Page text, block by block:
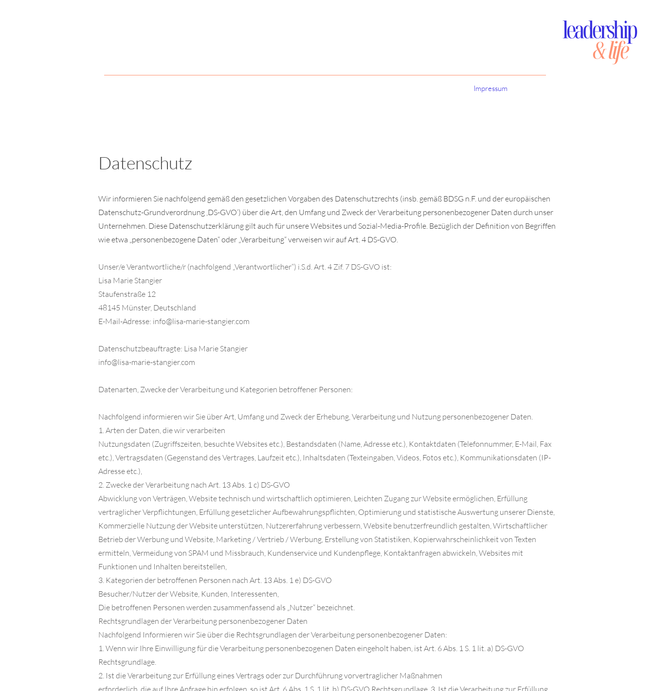
Impressum
Datenschutz
Wir informieren Sie nachfolgend gemäß den gesetzlichen Vorgaben des Datenschutzrechts (insb. gemäß BDSG n.F. und der europäischen
Datenschutz-Grundverordnung ‚DS-GVO‘) über die Art, den Umfang und Zweck der Verarbeitung personenbezogener Daten durch unser
Unternehmen. Diese Datenschutzerklärung gilt auch für unsere Websites und Sozial-Media-Profile. Bezüglich der Definition von Begriffen
wie etwa „personenbezogene Daten“ oder „Verarbeitung“ verweisen wir auf Art. 4 DS-GVO.
Unser/e Verantwortliche/r (nachfolgend „Verantwortlicher“) i.S.d. Art. 4 Zif. 7 DS-GVO ist:
Lisa Marie Stangier
Staufenstraße 12
48145 Münster, Deutschland
E-Mail-Adresse: info@lisa-marie-stangier.com
Datenschutzbeauftragte: Lisa Marie Stangier
info@lisa-marie-stangier.com
Datenarten, Zwecke der Verarbeitung und Kategorien betroffener Personen:
Nachfolgend informieren wir Sie über Art, Umfang und Zweck der Erhebung, Verarbeitung und Nutzung personenbezogener Daten.
1. Arten der Daten, die wir verarbeiten
Nutzungsdaten (Zugriffszeiten, besuchte Websites etc.), Bestandsdaten (Name, Adresse etc.), Kontaktdaten (Telefonnummer, E-Mail, Fax
etc.), Vertragsdaten (Gegenstand des Vertrages, Laufzeit etc.), Inhaltsdaten (Texteingaben, Videos, Fotos etc.), Kommunikationsdaten (IP-
Adresse etc.),
2. Zwecke der Verarbeitung nach Art. 13 Abs. 1 c) DS-GVO
Abwicklung von Verträgen, Website technisch und wirtschaftlich optimieren, Leichten Zugang zur Website ermöglichen, Erfüllung
vertraglicher Verpflichtungen, Erfüllung gesetzlicher Aufbewahrungspflichten, Optimierung und statistische Auswertung unserer Dienste,
Kommerzielle Nutzung der Website unterstützen, Nutzererfahrung verbessern, Website benutzerfreundlich gestalten, Wirtschaftlicher
Betrieb der Werbung und Website, Marketing / Vertrieb / Werbung, Erstellung von Statistiken, Kopierwahrscheinlichkeit von Texten
ermitteln, Vermeidung von SPAM und Missbrauch, Kundenservice und Kundenpflege, Kontaktanfragen abwickeln, Websites mit
Funktionen und Inhalten bereitstellen,
3. Kategorien der betroffenen Personen nach Art. 13 Abs. 1 e) DS-GVO
Besucher/Nutzer der Website, Kunden, Interessenten,
Die betroffenen Personen werden zusammenfassend als „Nutzer“ bezeichnet.
Rechtsgrundlagen der Verarbeitung personenbezogener Daten
Nachfolgend Informieren wir Sie über die Rechtsgrundlagen der Verarbeitung personenbezogener Daten:
1. Wenn wir Ihre Einwilligung für die Verarbeitung personenbezogenen Daten eingeholt haben, ist Art. 6 Abs. 1 S. 1 lit. a) DS-GVO
Rechtsgrundlage.
2. Ist die Verarbeitung zur Erfüllung eines Vertrags oder zur Durchführung vorvertraglicher Maßnahmen
erforderlich, die auf Ihre Anfrage hin erfolgen, so ist Art. 6 Abs. 1 S. 1 lit. b) DS-GVO Rechtsgrundlage. 3. Ist die Verarbeitung zur Erfüllung